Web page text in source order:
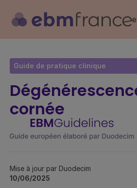
contenu
principal
Guide de pratique clinique
cornée
Mise à jour par Duodecim
10/06/2025